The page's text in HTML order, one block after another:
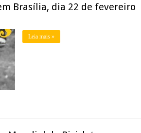
Brasília, dia 22 de fevereiro
Leia mais »